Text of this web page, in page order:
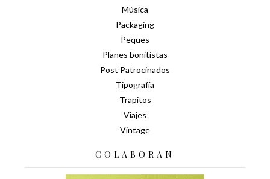
Música
Packaging
Peques
Planes bonitistas
Post Patrocinados
Tipografía
Trapitos
Viajes
Vintage
COLABORAN